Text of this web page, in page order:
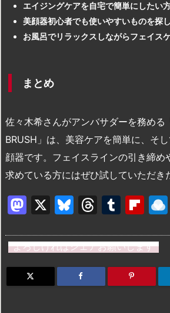
エイジングケアを自宅で簡単にしたい
美顔器初心者でも使いやすいものを探
お風呂でリラックスしながらフェイス
まとめ
佐々木希さんがアンバサダーを務める
BRUSH」は、美容ケアを簡単に、そ
顔器です。フェイスラインの引き締め
求めている方にはぜひ試していただき
M
st
o
d
X
Bl
e
s
k
T
e
a
d
T
m
bl
r
Fl
b
o
ar
よろしければシェアお願いします